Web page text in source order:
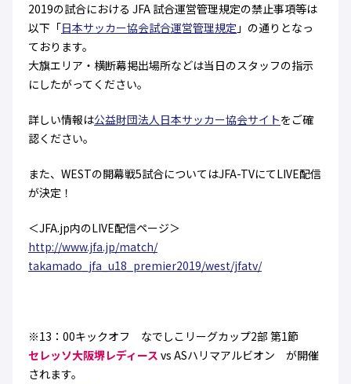
2019の試合における JFA 試合運営管理規定の禁止事項等は
以下「日本サッカー協会試合運営管理規定 」の通りとなっ
ております。
大旗エリア・横断幕掲出場所などは当日のスタッフの指示
にしたがってください。
詳しい情報は公益財団法人日本サッカー協会サイトをご確
認ください。
また、WESTの開幕戦5試合についてはJFA-TVにてLIVE配信
が決定！
＜JFA.jp内のLIVE配信ページ＞
http://www.jfa.jp/match/
takamado_jfa_u18_premier2019/west/jfatv/
※13：00キックオフ なでしこリーグカップ2部 第1節
セレッソ大阪堺レディース vs ASハリマアルビオン が開催
されます。